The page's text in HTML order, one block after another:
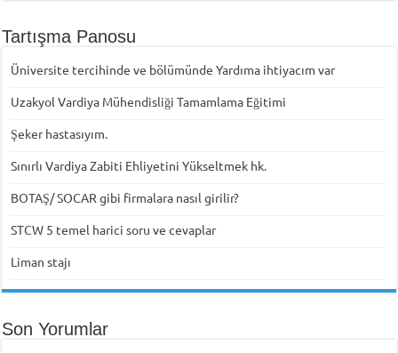
Tartışma Panosu
Üniversite tercihinde ve bölümünde Yardıma ihtiyacım var
Uzakyol Vardiya Mühendisliği Tamamlama Eğitimi
Şeker hastasıyım.
Sınırlı Vardiya Zabiti Ehliyetini Yükseltmek hk.
BOTAŞ/ SOCAR gibi firmalara nasıl girilir?
STCW 5 temel harici soru ve cevaplar
Liman stajı
Son Yorumlar